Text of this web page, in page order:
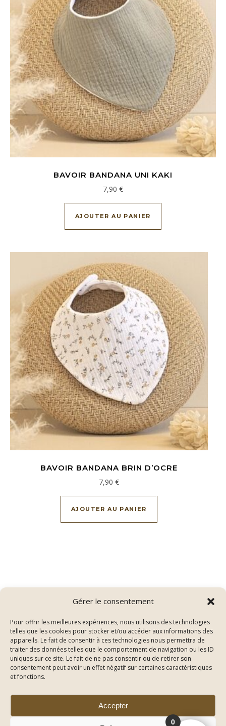
Gérer le consentement
Pour offrir les meilleures expériences, nous utilisons des technologies
telles que les cookies pour stocker et/ou accéder aux informations des
appareils. Le fait de consentir à ces technologies nous permettra de
traiter des données telles que le comportement de navigation ou les ID
uniques sur ce site. Le fait de ne pas consentir ou de retirer son
consentement peut avoir un effet négatif sur certaines caractéristiques
et fonctions.
Accepter
BAVOIR BANDANA UNI KAKI
7,90 €
AJOUTER AU PANIER
BAVOIR BANDANA BRIN D’OCRE
7,90 €
AJOUTER AU PANIER
Thème Bard parWP Royal.
Politique de confidentialité Nous contacter On parle de nous
0